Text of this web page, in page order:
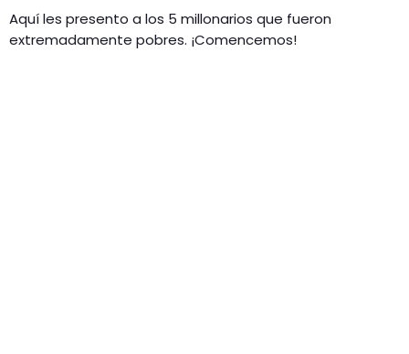
Aquí les presento a los 5 millonarios que fueron
extremadamente pobres. ¡Comencemos!